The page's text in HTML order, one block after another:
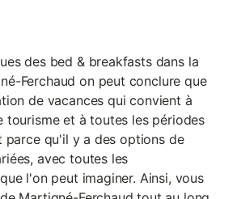
des bed & breakfasts dans la
Ferchaud on peut conclure que
de vacances qui convient à
tourisme et à toutes les périodes
parce qu'il y a des options de
avec toutes les
l'on peut imaginer. Ainsi, vous